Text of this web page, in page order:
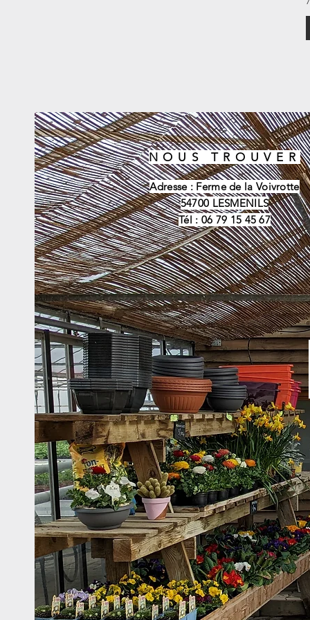
NOUS TROUVER
Adresse : Ferme de la Voivrotte
54700 LESMENILS
Tél : 06 79 15 45 67